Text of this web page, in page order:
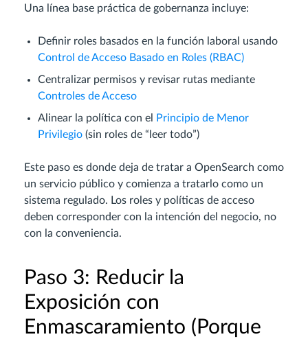
Una línea base práctica de gobernanza incluye:
Definir roles basados en la función laboral usando
Control de Acceso Basado en Roles (RBAC)
Centralizar permisos y revisar rutas mediante
Controles de Acceso
Alinear la política con el
Principio de Menor
Privilegio (sin roles de “leer todo”)
Este paso es donde deja de tratar a OpenSearch como
un servicio público y comienza a tratarlo como un
sistema regulado. Los roles y políticas de acceso
deben corresponder con la intención del negocio, no
con la conveniencia.
Paso 3: Reducir la
Exposición con
Enmascaramiento (Porque